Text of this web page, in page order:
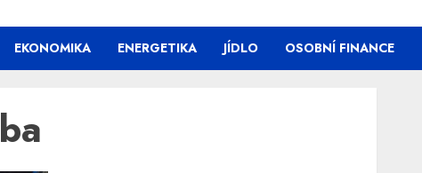
EKONOMIKA ENERGETIKA JÍDLO OSOBNÍ FINANCE